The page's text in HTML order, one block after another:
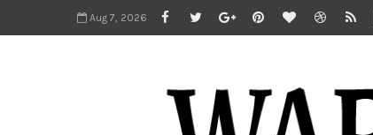
Aug 7, 2026